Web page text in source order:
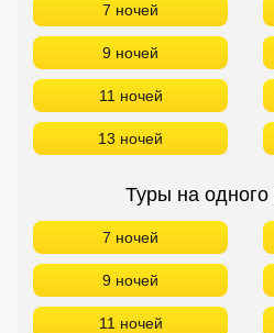
7 ночей
9 ночей
11 ночей
13 ночей
Туры на одного
7 ночей
9 ночей
11 ночей